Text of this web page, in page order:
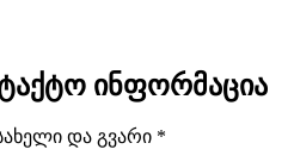
ინფორმაცია
და გვარი *